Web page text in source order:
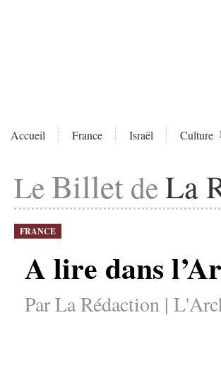
Accueil France Israël Culture
LeBilletdeLa
FRANCE
A lire dans
Par La Rédaction |